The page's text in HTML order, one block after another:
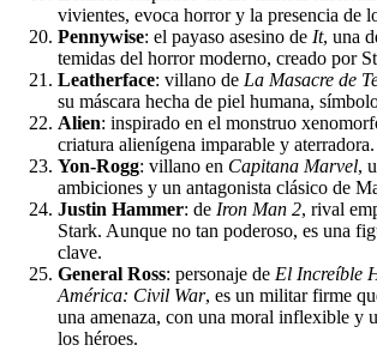
vivientes, evoca horror y la presencia de
Pennywise: el payaso asesino de It, una
temidas del horror moderno, creado por
Leatherface: villano de La Masacre de
su máscara hecha de piel humana,
Alien: inspirado en el monstruo
criatura alienígena imparable y aterradora.
Yon-Rogg: villano en Capitana Marvel,
ambiciones y un antagonista clásico de
Justin Hammer: de Iron Man 2, rival
Stark. Aunque no tan poderoso, es una
clave.
General Ross: personaje de El Increíble
América: Civil War, es un militar firme
una amenaza, con una moral inflexible y
los héroes.